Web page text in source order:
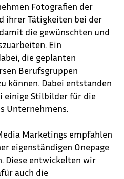
Fotografien der
ihrer Tätigkeiten bei der
die gewünschten und
Ein
die geplanten
Berufsgruppen
können. Dabei entstanden
einige Stilbilder für die
Unternehmens.
Marketings empfahlen
eigenständigen Onepage
Diese entwickelten wir
auch die